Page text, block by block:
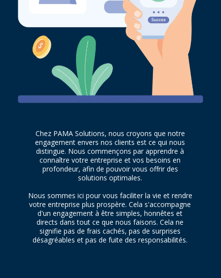
Chez PAMA Solutions, nous croyons que notre
engagement envers nos clients est ce qui nous
distingue. Nous commençons par apprendre à
connaître votre entreprise et vos besoins en
profondeur, afin de pouvoir vous offrir des
solutions optimales.
Nous sommes ici pour vous faciliter la vie et rendre
votre entreprise plus prospère. Cela s'accompagne
d'un engagement à être simples, honnêtes et
directs dans tout ce que nous faisons. Cela ne
signifie pas de frais cachés, pas de surprises
désagréables et pas de fuite des responsabilités.